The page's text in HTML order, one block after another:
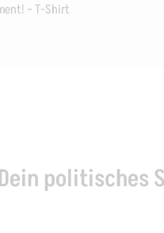
– T-Shirt
politisches